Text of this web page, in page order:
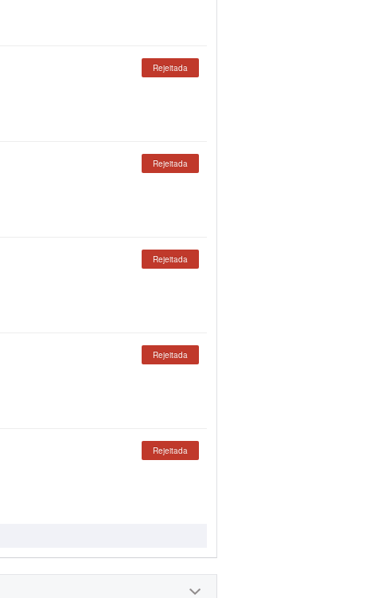
Rejeitada
Rejeitada
Rejeitada
Rejeitada
Rejeitada